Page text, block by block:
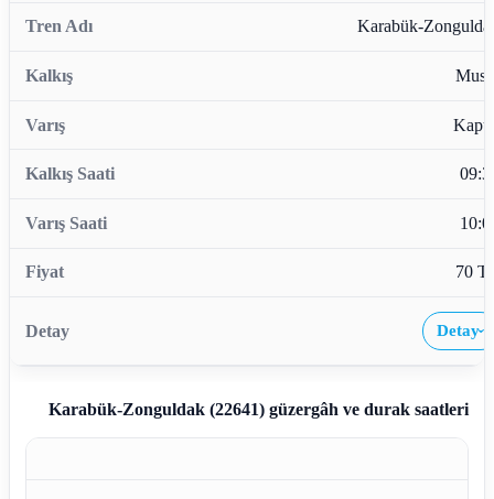
Karabük-
70
Detay›
Karabük-Zonguldak (22641)güzergâh ve durak saatleri